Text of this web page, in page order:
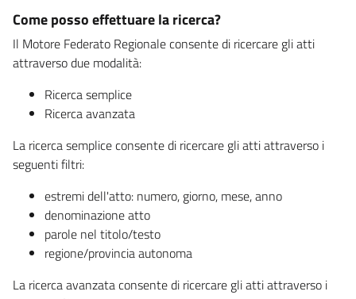
Come posso effettuare la ricerca?
Il Motore Federato Regionale consente di ricercare gli atti
attraverso due modalità:
Ricerca semplice
Ricerca avanzata
La ricerca semplice consente di ricercare gli atti attraverso i
seguenti filtri:
estremi dell'atto: numero, giorno, mese, anno
denominazione atto
parole nel titolo/testo
regione/provincia autonoma
La ricerca avanzata consente di ricercare gli atti attraverso i